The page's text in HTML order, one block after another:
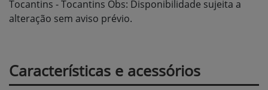
Tocantins - Tocantins Obs: Disponibilidade sujeita a
alteração sem aviso prévio.
Características e acessórios